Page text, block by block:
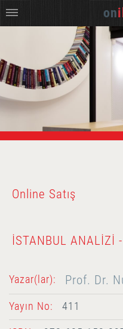
Online Satış
İSTANBUL ANALIZI - I
Yazar(lar): Prof. Dr.
Yayın No: 411
on